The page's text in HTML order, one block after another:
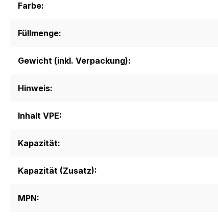
Farbe:
Füllmenge:
Gewicht (inkl. Verpackung):
Hinweis:
Inhalt VPE:
Kapazität:
Kapazität (Zusatz):
MPN: